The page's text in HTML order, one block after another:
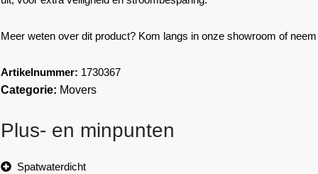
Meer weten over dit product? Kom langs in onze showroom of
Artikelnummer: 1730367
Categorie: Movers
Plus- en minpunten
Spatwaterdicht